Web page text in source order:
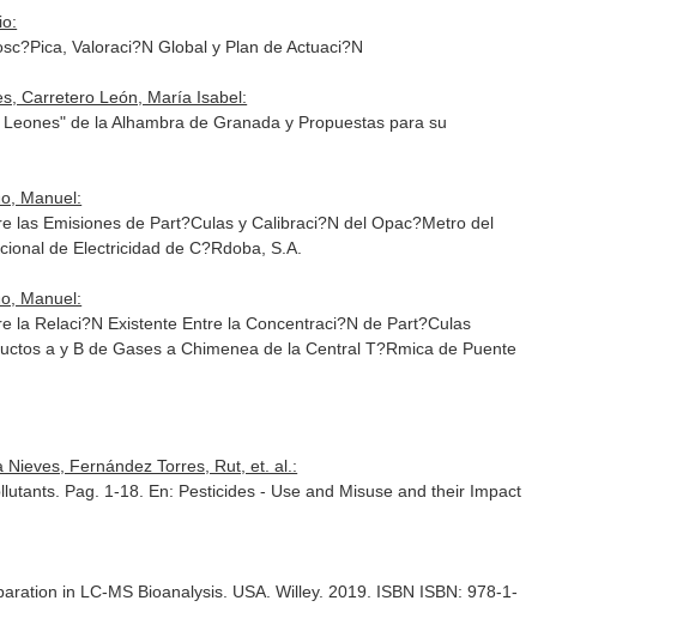
Valoraci?N Global y Plan de Actuaci?N
Carretero León, María Isabel:
de la Alhambra de Granada y Propuestas para su
Manuel:
las Emisiones de Part?Culas y Calibraci?N del Opac?Metro del
de Electricidad de C?Rdoba, S.A.
Manuel:
la Relaci?N Existente Entre la Concentraci?N de Part?Culas
a y B de Gases a Chimenea de la Central T?Rmica de Puente
Fernández Torres, Rut, et. al.:
Pag. 1-18. En: Pesticides - Use and Misuse and their Impact
in LC-MS Bioanalysis . USA. Willey. 2019. ISBN ISBN: 978-1-